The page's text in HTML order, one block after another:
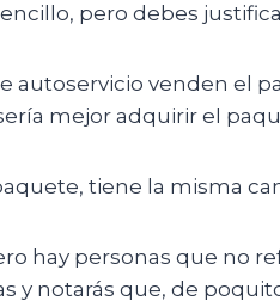
pero debes
autoservicio venden el
mejor adquirir el
tiene la misma
hay personas que no
y notarás que, de